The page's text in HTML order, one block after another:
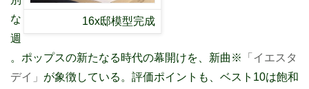
16x邸模型完成
な
週
。ポップスの新たなる時代の幕開けを、新曲※
「イエスタ
デイ」 が象徴している。評価ポイントも、ベスト10は飽和